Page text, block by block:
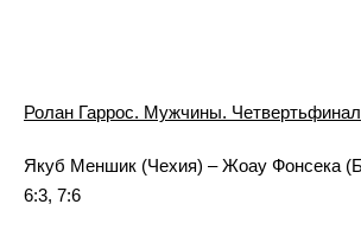
Ролан Гаррос. Мужчины. Четвертьфинал
Якуб Меншик (Чехия) – Жоау Фонсека
6:3, 7:6